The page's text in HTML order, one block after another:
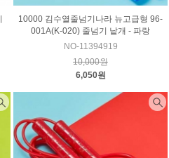
10000 김수열줄넘기나라 뉴고급형 96-
001A(K-020) 줄넘기 낱개 - 파랑
NO-11394919
10,000원
6,050원